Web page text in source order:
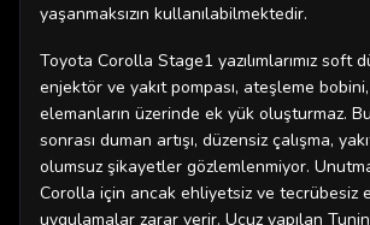
yaşanmaksızın kullanılabilmektedir.
Toyota Corolla Stage1 yazılımlarımız soft
enjektör ve yakıt pompası, ateşleme
elemanların üzerinde ek yük oluşturmaz.
sonrası duman artışı, düzensiz çalışma,
olumsuz şikayetler gözlemlenmiyor.
Corolla için ancak ehliyetsiz ve tecrübesiz
uygulamalar zarar verir. Ucuz yapılan